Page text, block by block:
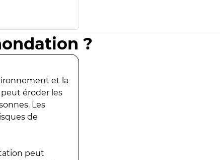
?
et la
éroder les
Les
de
peut